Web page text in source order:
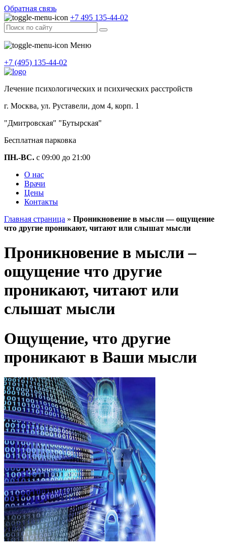
Обратная связь
+7 495 135-44-02
Меню
+7 (495) 135-44-02
Лечение психологических и психических расстройств
г. Москва, ул. Руставели, дом 4, корп. 1
"Дмитровская" "Бутырская"
Бесплатная парковка
ПН.-ВС. с 09:00 до 21:00
О нас
Врачи
Цены
Контакты
Главная страница » Проникновение в мысли — ощущение
что другие проникают, читают или слышат мысли
Проникновение в мысли –
ощущение что другие
проникают, читают или
слышат мысли
Ощущение, что другие
проникают в Ваши мысли